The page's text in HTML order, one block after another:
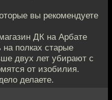
вы рекомендуете
ДК на Арбате
полках старые
двух лет убирают с
от изобилия.
делаете.